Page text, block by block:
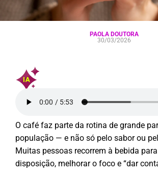
PAOLA DOUTORA
30/03/2026
O café faz parte da rotina de grande
população — e não só pelo sabor ou
Muitas pessoas recorrem à bebida
disposição, melhorar o foco e “dar